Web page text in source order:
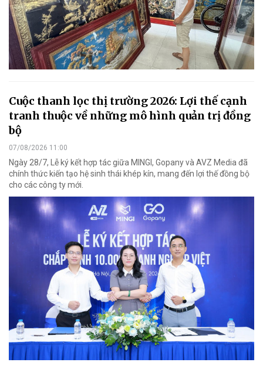
Cuộc thanh lọc thị trường 2026: Lợi thế cạnh
tranh thuộc về những mô hình quản trị đồng
bộ
07/08/2026 11:00
Ngày 28/7, Lễ ký kết hợp tác giữa MINGI, Gopany và AVZ Media đã
chính thức kiến tạo hệ sinh thái khép kín, mang đến lợi thế đồng bộ
cho các công ty mới.